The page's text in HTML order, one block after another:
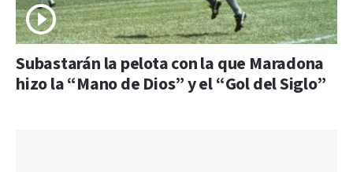
Subastarán la pelota con la que Maradona
hizo la “Mano de Dios” y el “Gol del Siglo”